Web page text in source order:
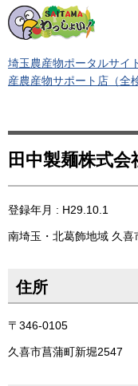
埼玉農産物ポータルサイ
産農産物サポート店（全
田中製麺株式会
登録年月 : H29.10.1
南埼玉・北葛飾地域 久喜
住所
〒346-0105
久喜市菖蒲町新堀2547